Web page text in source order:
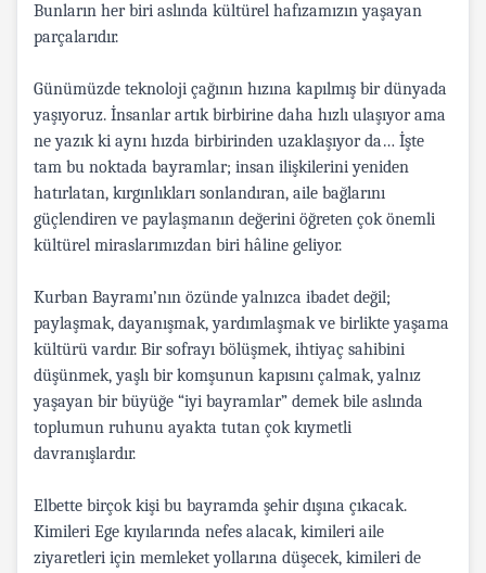
Bunların her biri aslında kültürel hafızamızın yaşayan
parçalarıdır.
Günümüzde teknoloji çağının hızına kapılmış bir dünyada
yaşıyoruz. İnsanlar artık birbirine daha hızlı ulaşıyor ama
ne yazık ki aynı hızda birbirinden uzaklaşıyor da… İşte
tam bu noktada bayramlar; insan ilişkilerini yeniden
hatırlatan, kırgınlıkları sonlandıran, aile bağlarını
güçlendiren ve paylaşmanın değerini öğreten çok önemli
kültürel miraslarımızdan biri hâline geliyor.
Kurban Bayramı’nın özünde yalnızca ibadet değil;
paylaşmak, dayanışmak, yardımlaşmak ve birlikte yaşama
kültürü vardır. Bir sofrayı bölüşmek, ihtiyaç sahibini
düşünmek, yaşlı bir komşunun kapısını çalmak, yalnız
yaşayan bir büyüğe “iyi bayramlar” demek bile aslında
toplumun ruhunu ayakta tutan çok kıymetli
davranışlardır.
Elbette birçok kişi bu bayramda şehir dışına çıkacak.
Kimileri Ege kıyılarında nefes alacak, kimileri aile
ziyaretleri için memleket yollarına düşecek, kimileri de